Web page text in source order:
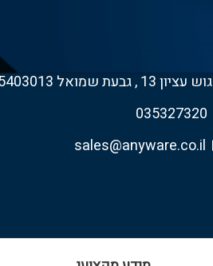
גוש עציון 13 , גבעת שמואל 5403013
035327320